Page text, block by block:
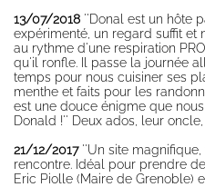
Fauna
Flora
13/07/2018 ''Donal est un hôte
expérimenté, un regard suffit et
au rythme d'une respiration
qu'il ronfle. Il passe la journée
temps pour nous cuisiner ses
menthe et faits pour les
est une douce énigme que
Donald !'' Deux ados, leur
21/12/2017 ''Un site
rencontre. Idéal pour prendre
Eric Piolle (Maire de Grenoble)